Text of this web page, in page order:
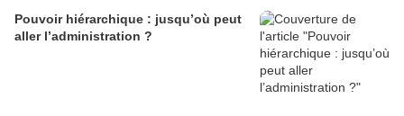
Pouvoir hiérarchique : jusqu’où peut
aller l’administration ?